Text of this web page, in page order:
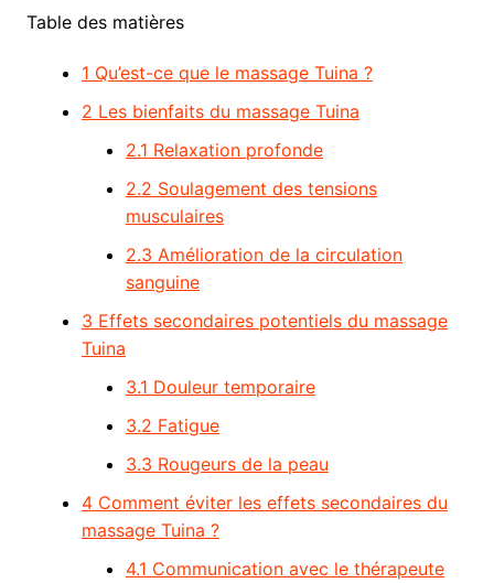
Table des matières
1 Qu’est-ce que le massage Tuina ?
2 Les bienfaits du massage Tuina
2.1 Relaxation profonde
2.2 Soulagement des tensions
musculaires
2.3 Amélioration de la circulation
sanguine
3 Effets secondaires potentiels du massage
Tuina
3.1 Douleur temporaire
3.2 Fatigue
3.3 Rougeurs de la peau
4Comment éviter les effets secondaires du
massage Tuina ?
4.1 Communication avec le thérapeute